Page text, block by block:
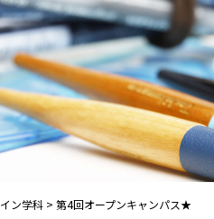
ン学科 > 第4回オープンキャンパス★